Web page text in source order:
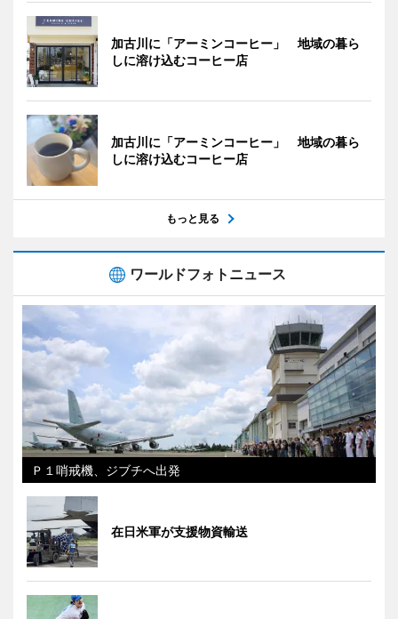
加古川に「アーミンコーヒー」 地域の暮ら
しに溶け込むコーヒー店
加古川に「アーミンコーヒー」 地域の暮ら
しに溶け込むコーヒー店
もっと見る
ワールドフォトニュース
Ｐ１哨戒機、ジブチへ出発
在日米軍が支援物資輸送